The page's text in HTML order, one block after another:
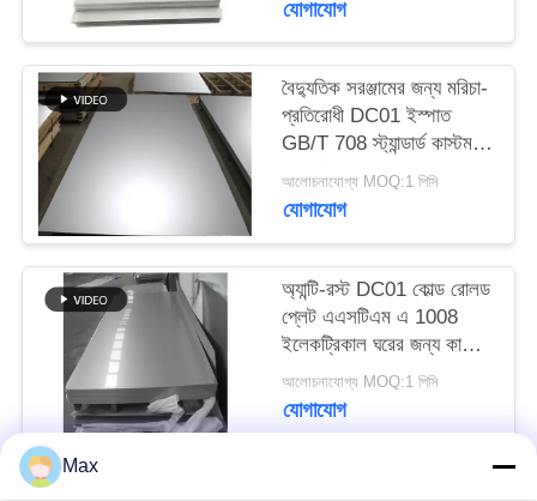
যোগাযোগ
বৈদ্যুতিক সরঞ্জামের জন্য মরিচা-
প্রতিরোধী DC01 ইস্পাত
GB/T 708 স্ট্যান্ডার্ড কাস্টম
প্রস্থ ঠান্ডা-রোল্ড ইস্পাত প্লেট
আলোচনাযোগ্য MOQ:1 পিসি
যোগাযোগ
অ্যান্টি-রস্ট DC01 কোল্ড রোলড
প্লেট এএসটিএম এ 1008
ইলেকট্রিকাল ঘরের জন্য কাস্টম
আলোচনাযোগ্য MOQ:1 পিসি
যোগাযোগ
Max